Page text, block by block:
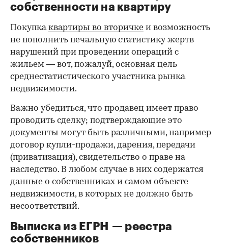
собственности на квартиру
Покупкаквартиры во вторичке и возможность
не пополнить печальную статистику жертв
нарушений при проведении операций с
жильем — вот, пожалуй, основная цель
среднестатистического участника рынка
недвижимости.
Важно убедиться, что продавец имеет право
проводить сделку; подтверждающие это
документы могут быть различными, например
договор купли-продажи, дарения, передачи
(приватизация), свидетельство о праве на
наследство. В любом случае в них содержатся
данные о собственниках и самом объекте
недвижимости, в которых не должно быть
несоответствий.
Выписка из ЕГРН — реестра
собственников